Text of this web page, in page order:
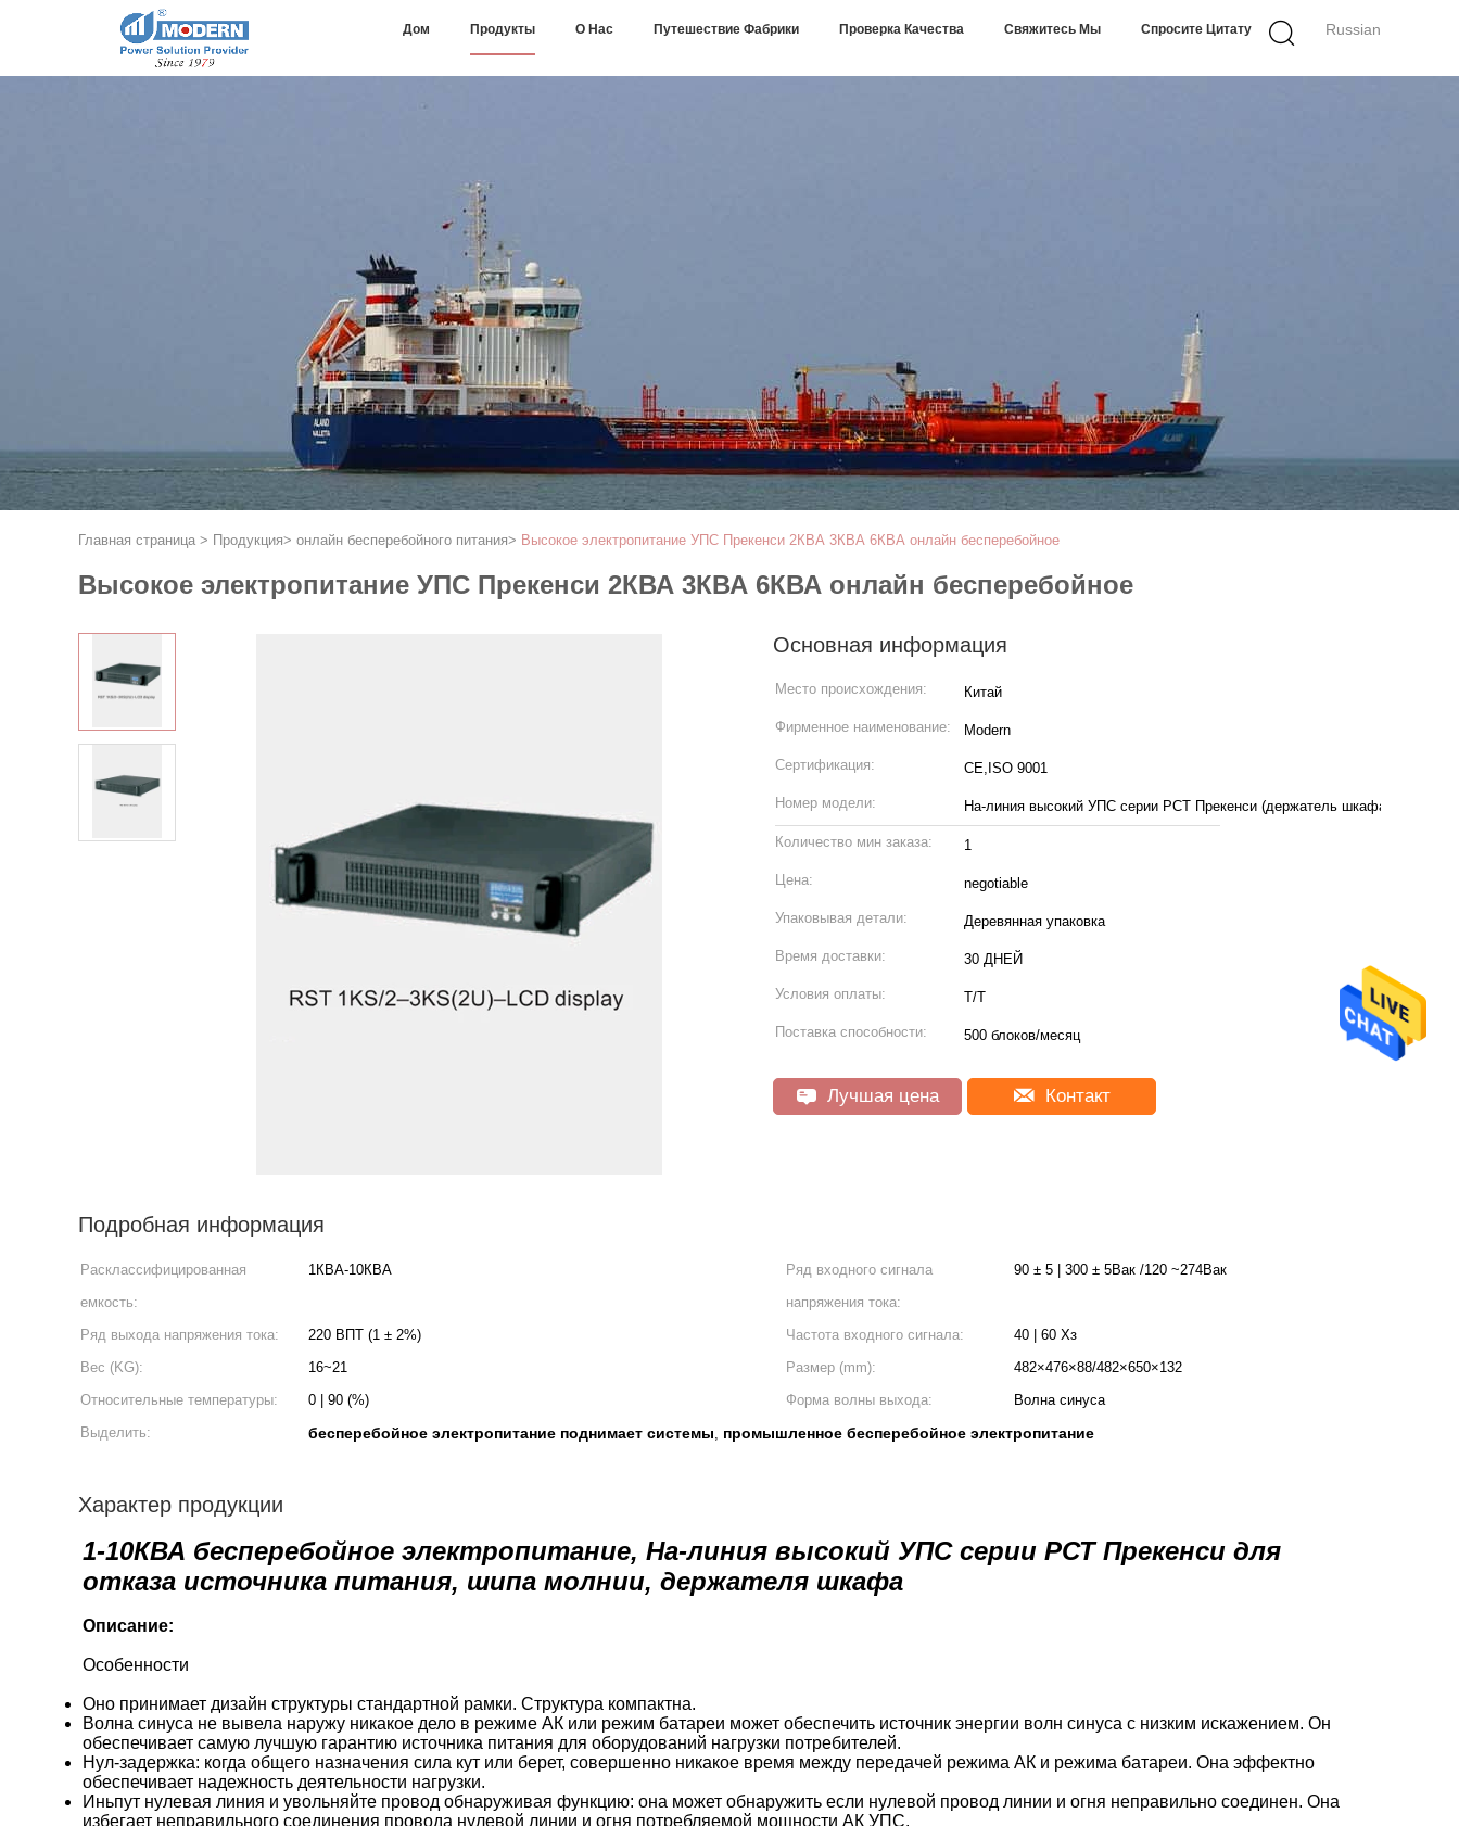
Russian
Дом Продукты О Нас Путешествие Фабрики Проверка Качества Свяжитесь Мы Спросите Цитату
Главная страница > Продукция> онлайн бесперебойного питания> Высокое электропитание УПС Прекенси 2КВА 3КВА 6КВА онлайн бесперебойное
Высокое электропитание УПС Прекенси 2КВА 3КВА 6КВА онлайн бесперебойное
Основная информация
Место происхождения: Китай
Фирменное наименование: Modern
Сертификация: CE,ISO 9001
Номер модели: На-линия высокий УПС серии РСТ Прекенси (держатель шкафа)
Количество мин заказа: 1
Цена: negotiable
Упаковывая детали: Деревянная упаковка
Время доставки: 30 ДНЕЙ
Условия оплаты: T/T
Поставка способности: 500 блоков/месяц
Лучшая цена Контакт
Подробная информация
Расклассифицированная
емкость:
1КВА-10КВА
Ряд входного сигнала
напряжения тока:
90 ± 5 | 300 ± 5Вак /120 ~274Вак
Ряд выхода напряжения тока: 220 ВПТ (1 ± 2%) Частота входного сигнала:
40 | 60 Хз
Вес (KG):
16~21 Размер (mm):
482×476×88/482×650×132
Относительные температуры:
0 | 90 (%) Форма волны выхода:
Волна синуса
Выделить:
бесперебойное электропитание поднимает системы, промышленное бесперебойное электропитание
Характер продукции
1-10КВА бесперебойное электропитание, На-линия высокий УПС серии РСТ Прекенси для
отказа источника питания, шипа молнии, держателя шкафа
Описание:
Особенности
Оно принимает дизайн структуры стандартной рамки. Структура компактна.
Волна синуса не вывела наружу никакое дело в режиме АК или режим батареи может обеспечить источник энергии волн синуса с низким искажением. Он
обеспечивает самую лучшую гарантию источника питания для оборудований нагрузки потребителей.
Нул-задержка: когда общего назначения сила кут или берет, совершенно никакое время между передачей режима АК и режима батареи. Она эффектно
обеспечивает надежность деятельности нагрузки.
Иньпут нулевая линия и увольняйте провод обнаруживая функцию: она может обнаружить если нулевой провод линии и огня неправильно соединен. Она
избегает неправильного соединения провода нулевой линии и огня потребляемой мощности АК УПС.